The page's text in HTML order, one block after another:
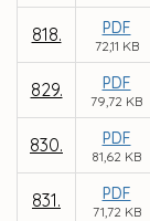
818. PDF
72,11 KB
829. PDF
79,72 KB
830. PDF
81,62 KB
831. PDF
71,72 KB